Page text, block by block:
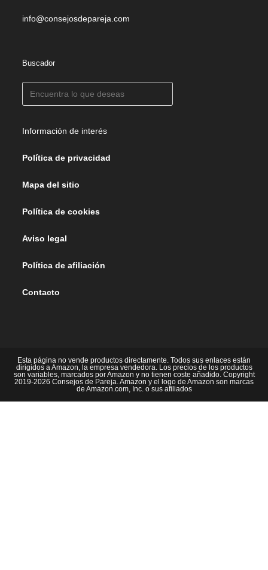
info@consejosdepareja.com
Buscador
Información de interés
Política de privacidad
Mapa del sitio
Política de cookies
Aviso legal
Política de afiliación
Contacto
Esta página no vende productos directamente. Todos sus enlaces están
dirigidos a Amazon, la empresa vendedora. Los precios de los productos
son variables, marcados por Amazon y no tienen coste añadido. Copyright
2019-2026 Consejos de Pareja. Amazon y el logo de Amazon son marcas
de Amazon.com, Inc. o sus afiliados